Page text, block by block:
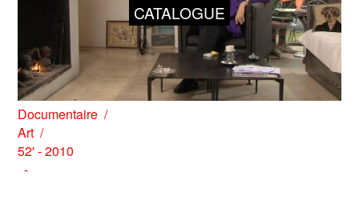
CATALOGUE
Documentaire
Art
52' - 2010